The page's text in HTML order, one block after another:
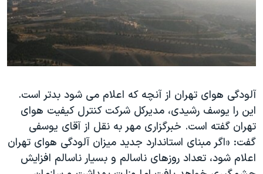
حقوق شهروندی
اقتصادی
اسرائیل در جنگ
گالری عکس
آرشیو پخش زنده
انتخابات ریاست جمهوری آمریکا ۲۰۲۴
حمله جمهوری اسلامی به اسرائیل
ورزش زنان در ایران
اعتراضات زن، زندگی، آزادی
مجموعه مستندهای دادخواهی
تریبونال مردمی آبان ۹۸
زبانهای مختلف
آلودگی هوای تهران از آنچه که اعلام می شود بدتر است.
این را یوسف رشیدی، مدیرکل شرکت کنترل کیفیت هوای
تهران گفته است. خبرگزاری مهر به نقل از آقای یوسفی
گفت: «اگر مبنای استاندارد جدید میزان آلودگی هوای تهران
اعلام شود، تعداد روزهای ناسالم و بسیار ناسالم افزایش